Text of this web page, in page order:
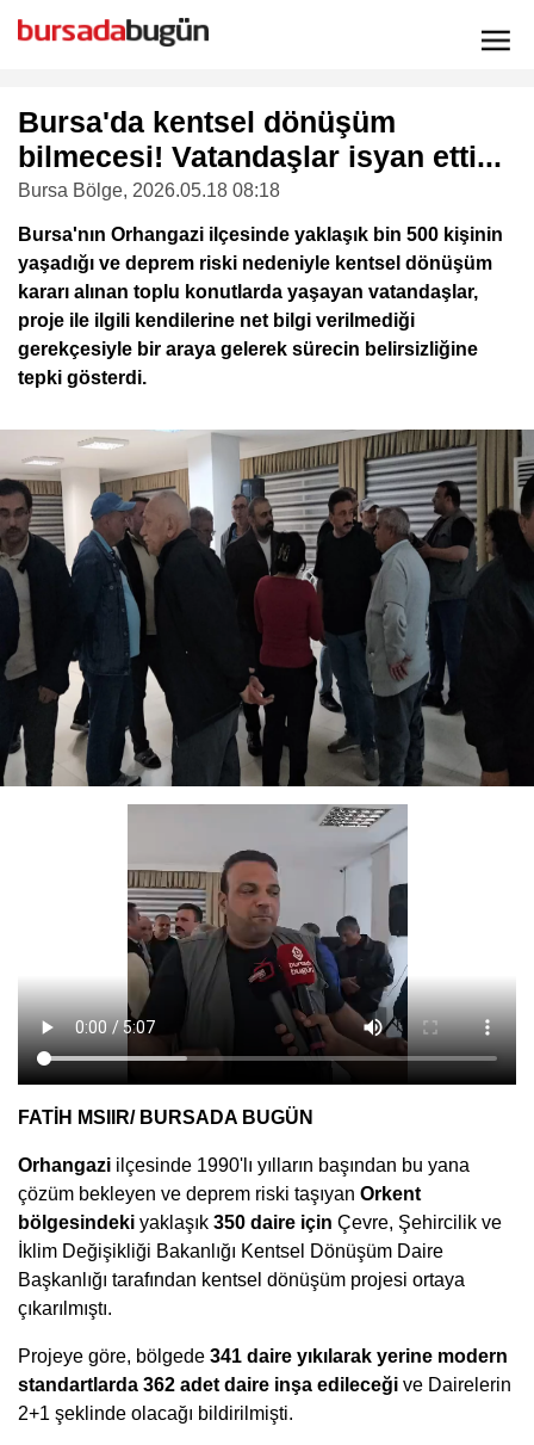
Bursa'da kentsel dönüşüm
bilmecesi! Vatandaşlar isyan etti...
Bursa Bölge, 2026.05.18 08:18
Bursa'nın Orhangazi ilçesinde yaklaşık bin 500 kişinin
yaşadığı ve deprem riski nedeniyle kentsel dönüşüm
kararı alınan toplu konutlarda yaşayan vatandaşlar,
proje ile ilgili kendilerine net bilgi verilmediği
gerekçesiyle bir araya gelerek sürecin belirsizliğine
tepki gösterdi.
FATİH MSIIR/ BURSADA BUGÜN
Orhangazi ilçesinde 1990'lı yılların başından bu yana
çözüm bekleyen ve deprem riski taşıyan Orkent
bölgesindeki yaklaşık 350 daire için Çevre, Şehircilik ve
İklim Değişikliği Bakanlığı Kentsel Dönüşüm Daire
Başkanlığı tarafından kentsel dönüşüm projesi ortaya
çıkarılmıştı.
Projeye göre, bölgede 341 daire yıkılarak yerine modern
standartlarda 362 adet daire inşa edileceği ve Dairelerin
2+1 şeklinde olacağı bildirilmişti.